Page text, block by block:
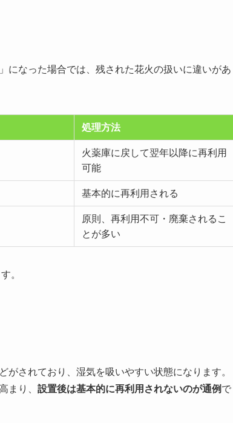
になった場合では、残された花火の扱いに違いがあ
処理方法
火薬庫に戻して翌年以降に再利用
可能
基本的に再利用される
原則、再利用不可・廃棄されるこ
とが多い
。
されており、湿気を吸いやすい状態になります。
まり、 設置後は基本的に再利用されないのが通例 で